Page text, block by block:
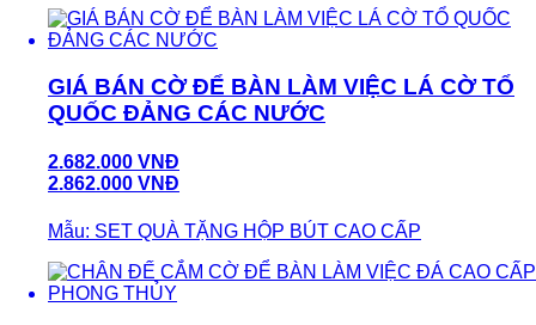
GIÁ BÁN CỜ ĐỂ BÀN LÀM VIỆC LÁ CỜ TỔ
QUỐC ĐẢNG CÁC NƯỚC
2.682.000 VNĐ
2.862.000 VNĐ
Mẫu: SET QUÀ TẶNG HỘP BÚT CAO CẤP